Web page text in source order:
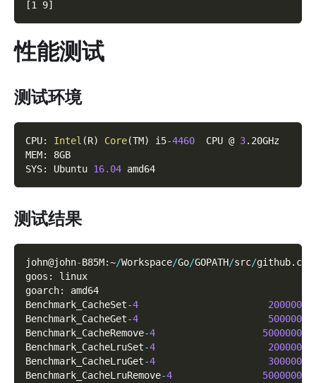
[1 9]
性能测试
测试环境
CPU: Intel (R) Core(TM) i5-4460
  CPU @
3. 20GHz
MEM:
8GB
SYS: Ubuntu 16.04 amd64
测试结果
john@john-B85M:~/Workspace/Go/GOPATH/src/github. com
goos :
linux
goarch:
amd64
Benchmark_CacheSet-4
2000000
Benchmark_CacheGet-4
5000000
Benchmark_CacheRemove-4
50000000
Benchmark_CacheLruSet-4
2000000
Benchmark_CacheLruGet-4
3000000
Benchmark_CacheLruRemove-4
50000000